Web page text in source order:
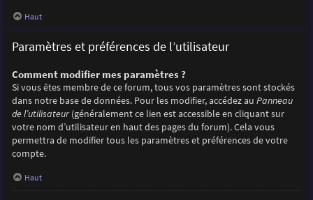
Haut
Paramètres et préférences de l’utilisateur
Comment modifier mes paramètres ?
Si vous êtes membre de ce forum, tous vos paramètres sont stockés
dans notre base de données. Pour les modifier, accédez au Panneau
de l’utilisateur(généralement ce lien est accessible en cliquant sur
votre nom d’utilisateur en haut des pages du forum). Cela vous
permettra de modifier tous les paramètres et préférences de votre
compte.
Haut